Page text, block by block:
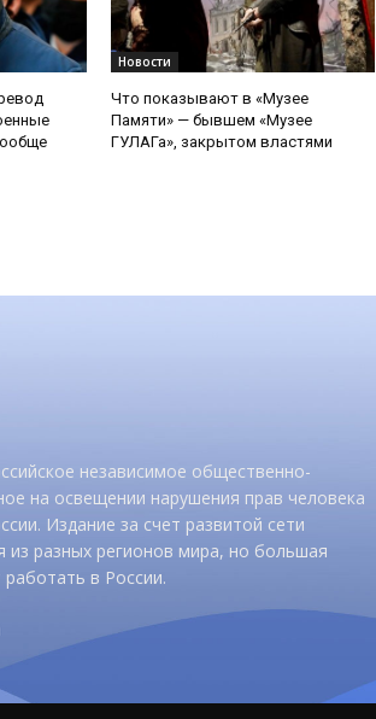
Новости
Что показывают в «Музее
Памяти» — бывшем «Музее
ГУЛАГа», закрытом властями
независимое общественно-
на освещении нарушения прав человека
Издание за счет развитой сети
разных регионов мира, но большая
в России.